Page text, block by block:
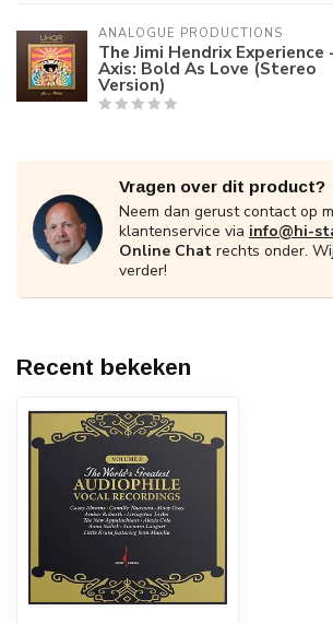
ANALOGUE PRODUCTIONS
The Jimi Hendrix Experience
Axis: Bold As Love (Stereo
Version)
Vragen over dit product?
Neem dan gerust contact op
klantenservice via info@hi-
Online Chat rechts onder.
verder!
Recent bekeken